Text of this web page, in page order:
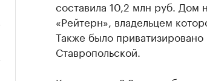
составила 10,2 млн руб. Дом
«Рейтерн», владельцем
Также было
Ставропольской.